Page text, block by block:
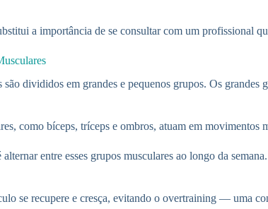
a importância de se consultar com um profissional
divididos em grandes e pequenos grupos. Os
como bíceps, tríceps e ombros, atuam em movimentos
entre esses grupos musculares ao longo da
se recupere e cresça, evitando o overtraining — uma